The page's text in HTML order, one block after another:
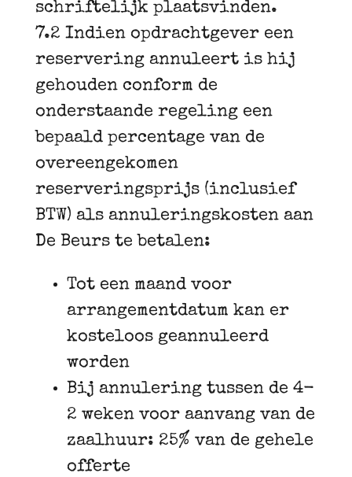
schriftelijk plaatsvinden.
7.2 Indien opdrachtgever een
reservering annuleert is hij
gehouden conform de
onderstaande regeling een
bepaald percentage van de
overeengekomen
reserveringsprijs (inclusief
BTW) als annuleringskosten aan
De Beurs te betalen:
Tot een maand voor
arrangementdatum kan er
kosteloos geannuleerd
worden
Bij annulering tussen de 4-
2 weken voor aanvang van de
zaalhuur: 25% van de gehele
offerte